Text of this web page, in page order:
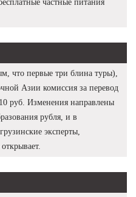
частные питания
что первые три блина туры),
Азии комиссия за перевод
руб. Изменения направлены
рубля, и в
эксперты,